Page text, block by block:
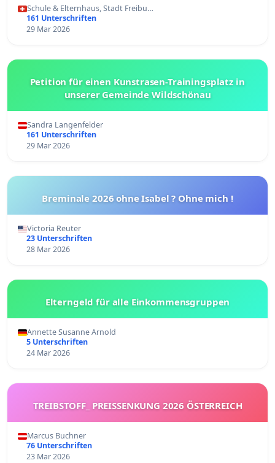
Schule & Elternhaus, Stadt Freibu…
161 Unterschriften
29 Mar 2026
Petition für einen Kunstrasen-Trainingsplatz in
unserer Gemeinde Wildschönau
Sandra Langenfelder
161 Unterschriften
29 Mar 2026
Breminale 2026 ohne Isabel ? Ohne mich !
Victoria Reuter
23 Unterschriften
28 Mar 2026
Elterngeld für alle Einkommensgruppen
Annette Susanne Arnold
5 Unterschriften
24 Mar 2026
TREIBSTOFF_ PREISSENKUNG 2026 ÖSTERREICH
Marcus Buchner
76 Unterschriften
23 Mar 2026